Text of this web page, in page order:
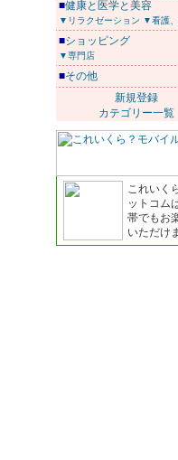
■健康と医学と美容
▼リラクゼーション ▼看護
■ショッピング
▼専門店
■その他
新規登録
カテゴリー一覧
これいく
ットコム
帯でもお
いただけ